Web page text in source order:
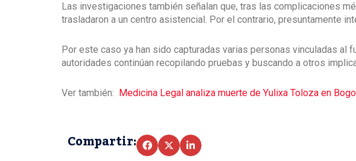
Las investigaciones también señalan que, tras las complicaciones
trasladaron a un centro asistencial. Por el contrario, presuntamente
Por este caso ya han sido capturadas varias personas vinculadas al
autoridades continúan recopilando pruebas y buscando a otros
Ver también: Medicina Legal analiza muerte de Yulixa Toloza en
Compartir: